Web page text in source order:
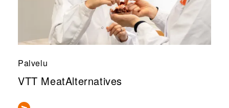
Palvelu
VTT MeatAlternatives